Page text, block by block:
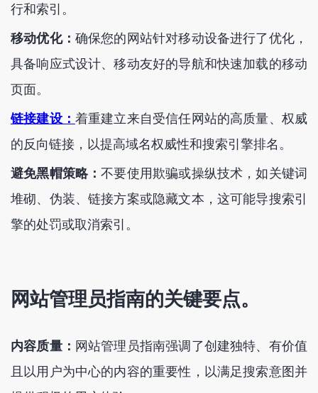
行和索引。
移动优化： 确保您的网站针对移动设备进行了优化，
具备响应式设计、移动友好的导航和快速加载的移动
页面。
链接建设： 着重建立来自受信任网站的高质量、权威
的反向链接，以提高域名权威性和搜索引擎排名。
避免黑帽策略：不要使用欺骗或操纵技术，如关键词
堆砌、伪装、链接方案或隐藏文本，这可能导搜索引
擎的处罚或取消索引。
网站管理员指南的关键要点。
内容质量： 网站管理员指南强调了创建独特、有价值
且以用户为中心的内容的重要性，以满足搜索意图并